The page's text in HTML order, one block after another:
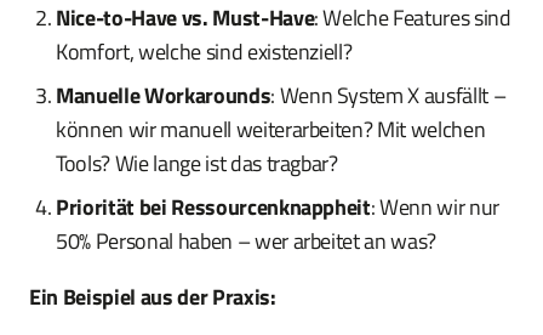
Nice-to-Have vs. Must-Have: Welche Features sind
Komfort, welche sind existenziell?
Manuelle Workarounds: Wenn System X ausfällt –
können wir manuell weiterarbeiten? Mit welchen
Tools? Wie lange ist das tragbar?
Priorität bei Ressourcenknappheit: Wenn wir nur
50% Personal haben – wer arbeitet an was?
Ein Beispiel aus der Praxis: